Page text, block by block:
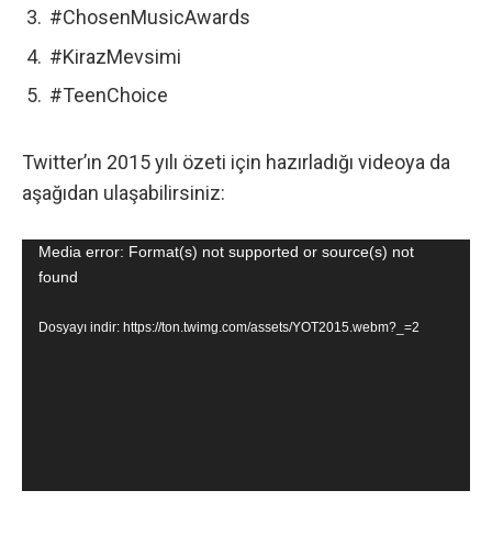
#ChosenMusicAwards
#KirazMevsimi
#TeenChoice
Twitter’ın 2015 yılı özeti için hazırladığı videoya da
aşağıdan ulaşabilirsiniz:
Video
oynatıcı
Media error: Format(s) not supported or source(s) not
found
Dosyayı indir: https://ton.twimg.com/assets/YOT2015.webm?_=2